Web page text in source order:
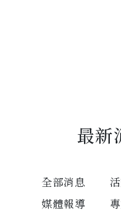
最新
全部消息
媒體報導